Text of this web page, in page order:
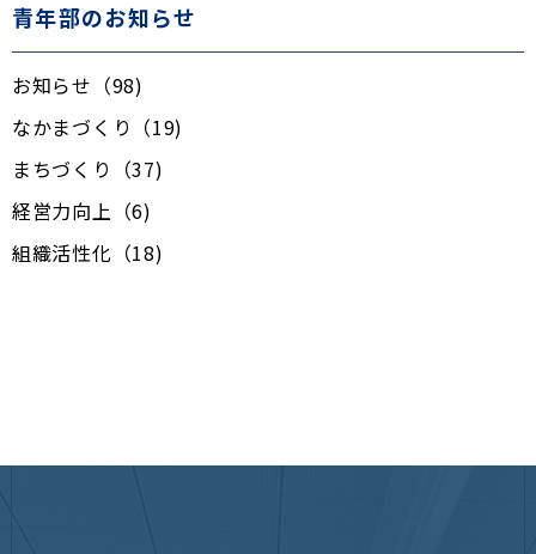
青年部のお知らせ
お知らせ（98)
なかまづくり（19)
まちづくり（37)
経営力向上（6)
組織活性化（18)